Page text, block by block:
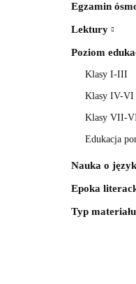
Egzamin
Lektury
Poziom
Klasy I-III
Klasy IV-VI
Klasy VII-
Edukacja
Nauka o
Epoka
Typ materiału